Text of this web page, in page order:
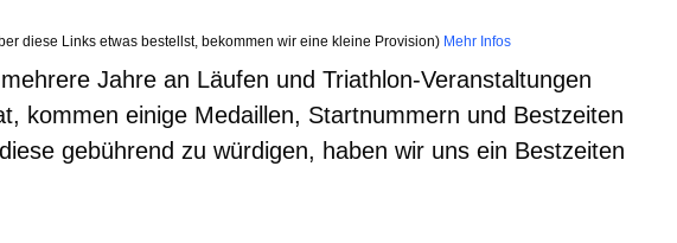
diese Links etwas bestellst, bekommen wir eine kleine Provision) Mehr Infos
Jahre an Läufen und Triathlon-Veranstaltungen
kommen einige Medaillen, Startnummern und Bestzeiten
gebührend zu würdigen, haben wir uns ein Bestzeiten